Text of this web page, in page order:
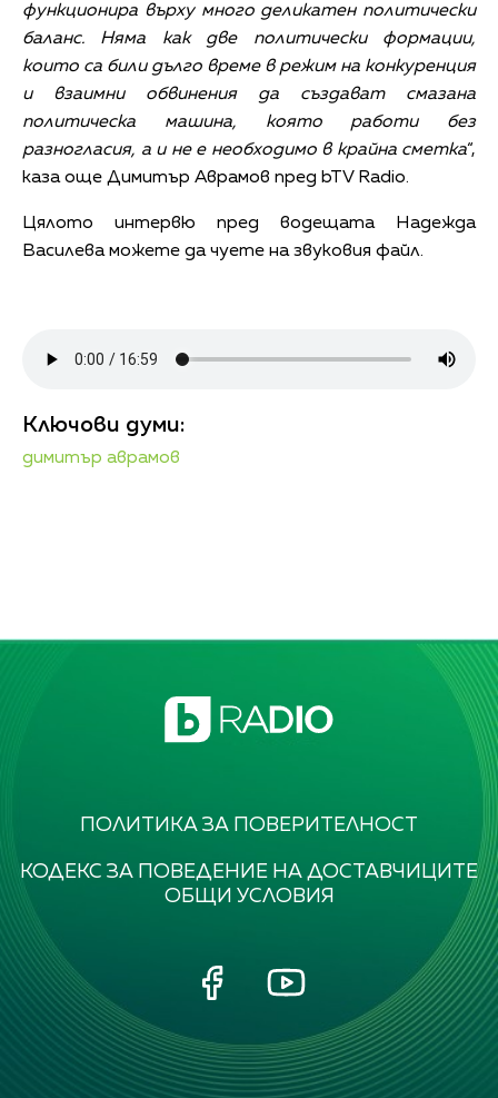
функционира върху много деликатен политически
баланс. Няма как две политически формации,
които са били дълго време в режим на конкуренция
и взаимни обвинения да създават смазана
политическа машина, която работи без
разногласия, а и не е необходимо в крайна сметка“,
каза още Димитър Аврамов пред bTV Radio.
Цялото интервю пред водещата Надежда
Василева можете да чуете на звуковия файл.
Ключови думи:
димитър аврамов
ПОЛИТИКА ЗА ПОВЕРИТЕЛНОСТ
КОДЕКС ЗА ПОВЕДЕНИЕ НА ДОСТАВЧИЦИТЕ
ОБЩИ УСЛОВИЯ